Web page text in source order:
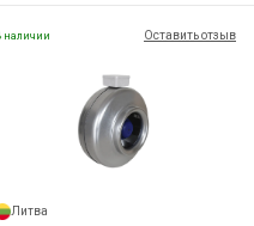
наличии Оставить отзыв
Литва